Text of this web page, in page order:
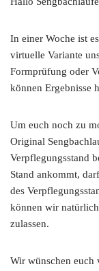
In einer Woche ist
virtuelle Variante
Formprüfung oder
können Ergebnisse
Um euch noch zu
Original
Verpflegungsstand
Stand ankommt,
des
können wir
zulassen.
Wir wünschen euch